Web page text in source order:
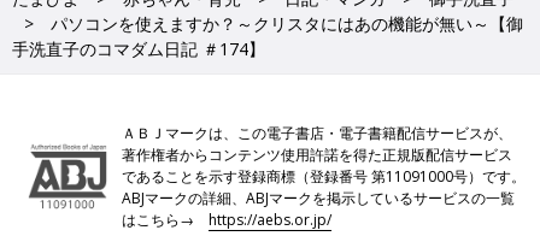
パソコンを使えますか？～クリスタにはあの機能が無い～【御
手洗直子のコマダム日記 ＃174】
ＡＢＪマークは、この電子書店・電子書籍配信サービスが、
著作権者からコンテンツ使用許諾を得た正規版配信サービス
であることを示す登録商標（登録番号 第11091000号）です。
ABJマークの詳細、ABJマークを掲示しているサービスの一覧
はこちら→https://aebs.or.jp/